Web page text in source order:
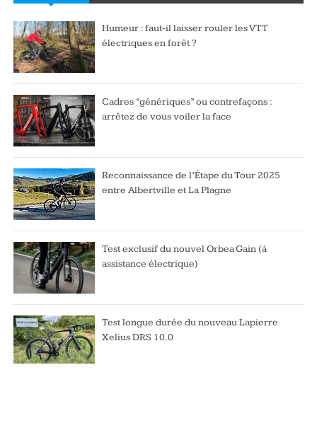
Humeur : faut-il laisser rouler les VTT
électriques en forêt ?
Cadres “génériques” ou contrefaçons :
arrêtez de vous voiler la face
Reconnaissance de l’Étape du Tour 2025
entre Albertville et La Plagne
Test exclusif du nouvel Orbea Gain (à
assistance électrique)
Test longue durée du nouveau Lapierre
Xelius DRS 10.0